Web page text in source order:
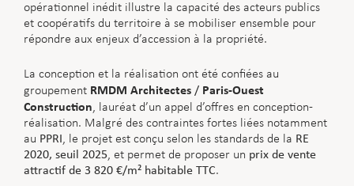
opérationnel inédit illustre la capacité des acteurs publics
et coopératifs du territoire à se mobiliser ensemble pour
répondre aux enjeux d’accession à la propriété.
La conception et la réalisation ont été confiées au
groupement RMDM Architectes / Paris-Ouest
Construction, lauréat d’un appel d’offres en conception-
réalisation. Malgré des contraintes fortes liées notamment
au PPRI, le projet est conçu selon les standards de la RE
2020, seuil 2025, et permet de proposer un prix de vente
attractif de 3 820 €/m² habitable TTC.